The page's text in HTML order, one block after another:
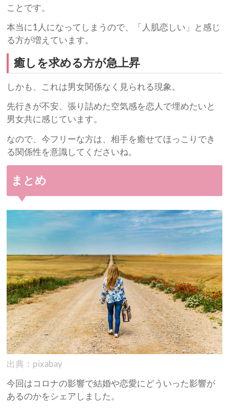
ことです。
本当に1人になってしまうので、「人肌恋しい」と感じ
る方が増えています。
癒しを求める方が急上昇
しかも、これは男女関係なく見られる現象。
先行きが不安、張り詰めた空気感を恋人で埋めたいと
男女共に感じています。
なので、今フリーな方は、相手を癒せてほっこりでき
る関係性を意識してくださいね。
まとめ
出典：pixabay
今回はコロナの影響で結婚や恋愛にどういった影響が
あるのかをシェアしました。